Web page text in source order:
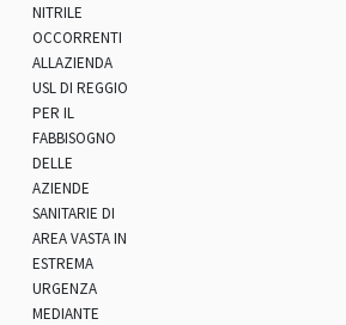
NITRILE
OCCORRENTI
ALLAZIENDA
USL DI REGGIO
PER IL
FABBISOGNO
DELLE
AZIENDE
SANITARIE DI
AREA VASTA IN
ESTREMA
URGENZA
MEDIANTE